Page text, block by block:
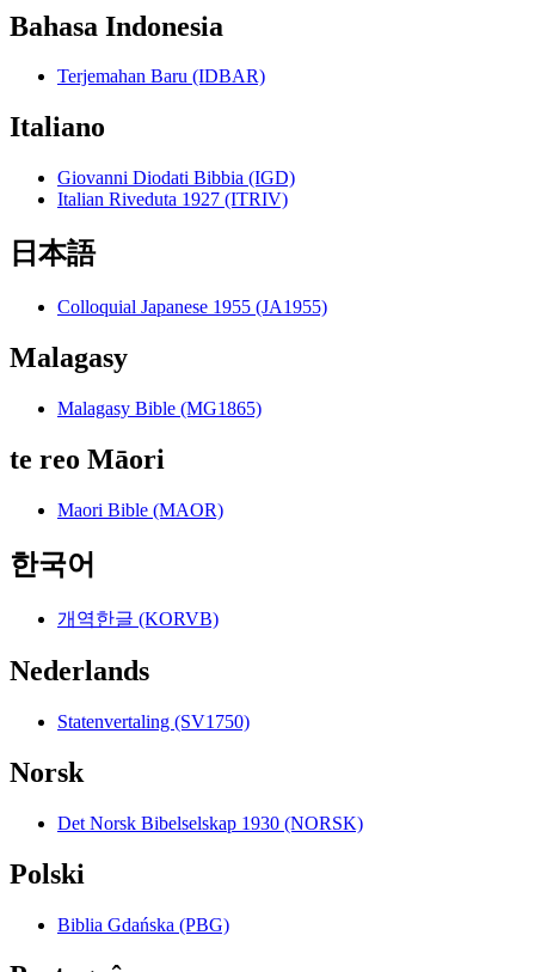
Bahasa Indonesia
Terjemahan Baru (IDBAR)
Italiano
Giovanni Diodati Bibbia (IGD)
Italian Riveduta 1927 (ITRIV)
日本語
Colloquial Japanese 1955 (JA1955)
Malagasy
Malagasy Bible (MG1865)
te reo Māori
Maori Bible (MAOR)
한국어
개역한글 (KORVB)
Nederlands
Statenvertaling (SV1750)
Norsk
Det Norsk Bibelselskap 1930 (NORSK)
Polski
Biblia Gdańska (PBG)